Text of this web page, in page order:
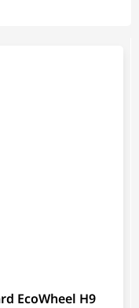
EcoWheel H9